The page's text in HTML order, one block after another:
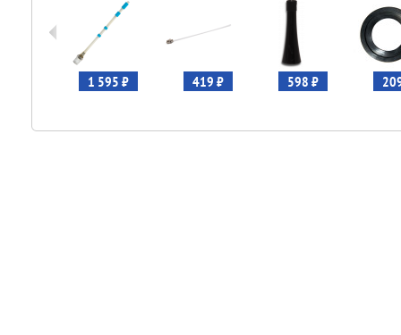
1 595 ₽ 419 ₽ 598 ₽